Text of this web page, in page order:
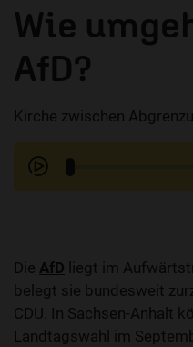
Wie
AfD?
Kirche zwischen
Die AfD liegt im
belegt sie bundesweit
CDU. In Sachsen-Anhalt
Landtagswahl im